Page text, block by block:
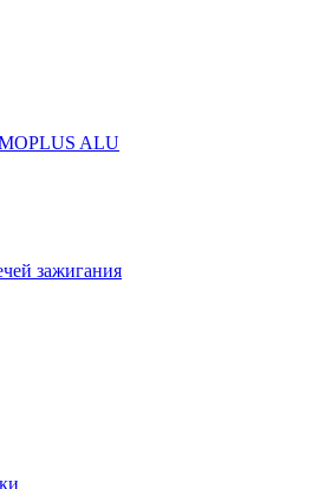
ALU
зажигания